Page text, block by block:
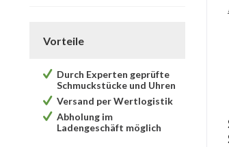
Vorteile
Durch Experten geprüfte
Schmuckstücke und Uhren
Versand per Wertlogistik
Abholung im
Ladengeschäft möglich